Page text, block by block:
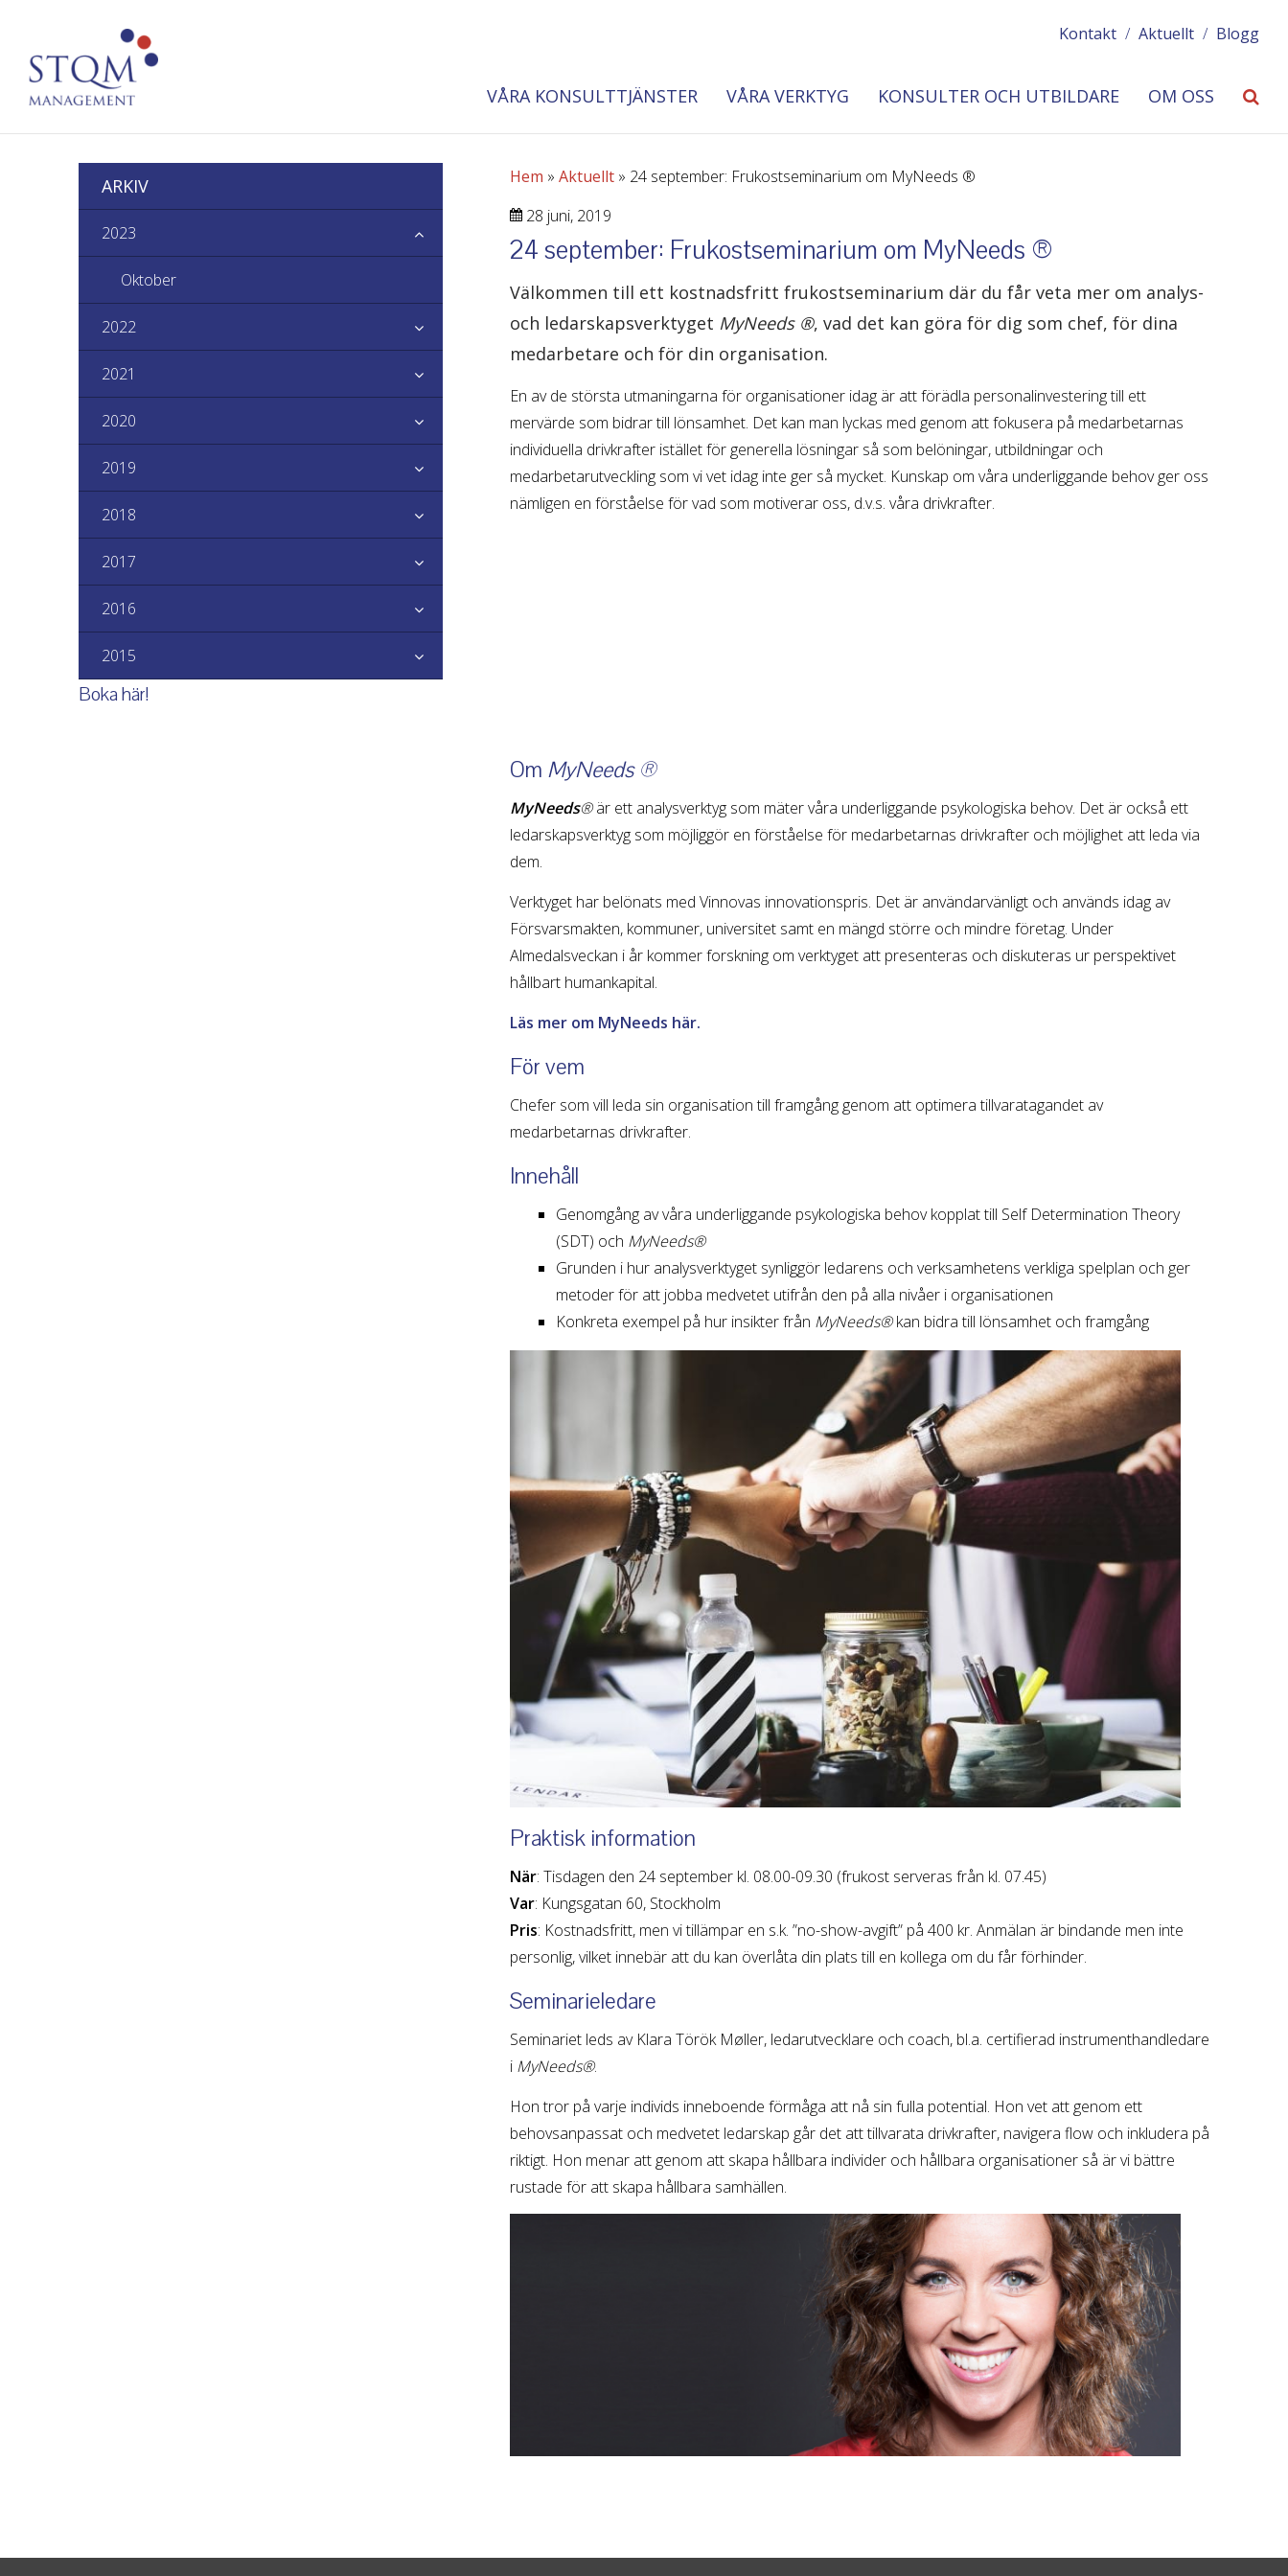
Kontakt / Aktuellt / Blogg
VÅRA KONSULTTJÄNSTER VÅRA VERKTYG KONSULTER OCH UTBILDARE OM OSS
Hem » Aktuellt » 24 september: Frukostseminarium om MyNeeds ®
28 juni, 2019
24 september: Frukostseminarium om MyNeeds ®
Välkommen till ett kostnadsfritt frukostseminarium där du får veta mer om analys-
och ledarskapsverktyget MyNeeds ®, vad det kan göra för dig som chef, för dina
medarbetare och för din organisation.
En av de största utmaningarna för organisationer idag är att förädla personalinvestering till ett
mervärde som bidrar till lönsamhet. Det kan man lyckas med genom att fokusera på medarbetarnas
individuella drivkrafter istället för generella lösningar så som belöningar, utbildningar och
medarbetarutveckling som vi vet idag inte ger så mycket. Kunskap om våra underliggande behov ger oss
nämligen en förståelse för vad som motiverar oss, d.v.s. våra drivkrafter.
Om MyNeeds ®
MyNeeds®är ett analysverktyg som mäter våra underliggande psykologiska behov. Det är också ett
ledarskapsverktyg som möjliggör en förståelse för medarbetarnas drivkrafter och möjlighet att leda via
dem.
Verktyget har belönats med Vinnovas innovationspris. Det är användarvänligt och används idag av
Försvarsmakten, kommuner, universitet samt en mängd större och mindre företag. Under
Almedalsveckan i år kommer forskning om verktyget att presenteras och diskuteras ur perspektivet
hållbart humankapital.
Läs mer om MyNeeds här.
För vem
Chefer som vill leda sin organisation till framgång genom att optimera tillvaratagandet av
medarbetarnas drivkrafter.
Innehåll
Genomgång av våra underliggande psykologiska behov kopplat till Self Determination Theory
(SDT) och MyNeeds®
Grunden i hur analysverktyget synliggör ledarens och verksamhetens verkliga spelplan och ger
metoder för att jobba medvetet utifrån den på alla nivåer i organisationen
Konkreta exempel på hur insikter från MyNeeds®kan bidra till lönsamhet och framgång
Praktisk information
När: Tisdagen den 24 september kl. 08.00-09.30 (frukost serveras från kl. 07.45)
Var: Kungsgatan 60, Stockholm
Pris: Kostnadsfritt, men vi tillämpar en s.k. ”no-show-avgift” på 400 kr. Anmälan är bindande men inte
personlig, vilket innebär att du kan överlåta din plats till en kollega om du får förhinder.
Seminarieledare
Seminariet leds av Klara Török Møller, ledarutvecklare och coach, bl.a. certifierad instrumenthandledare
i MyNeeds®.
Hon tror på varje individs inneboende förmåga att nå sin fulla potential. Hon vet att genom ett
behovsanpassat och medvetet ledarskap går det att tillvarata drivkrafter, navigera flow och inkludera på
riktigt. Hon menar att genom att skapa hållbara individer och hållbara organisationer så är vi bättre
rustade för att skapa hållbara samhällen.
ARKIV
2023
Oktober
2022
2021
2020
2019
2018
2017
2016
2015
Boka här!